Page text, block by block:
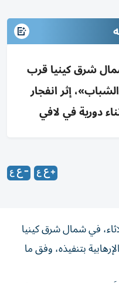
شمال شرق كينيا قرب
إثر انفجار
دورية في لافي
في شمال شرق كينيا
بتنفيذه، وفق ما